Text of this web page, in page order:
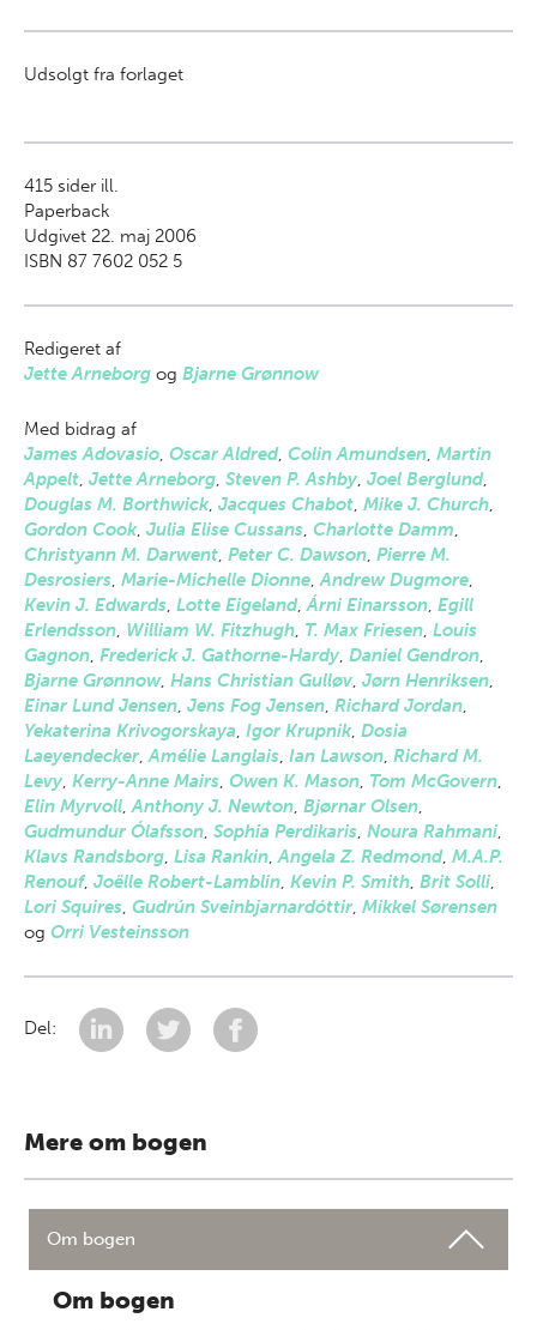
Udsolgt fra forlaget
415 sider ill.
Paperback
Udgivet 22. maj 2006
ISBN 87 7602 052 5
Redigeret af
Jette Arneborg og Bjarne Grønnow
Med bidrag af
James Adovasio, Oscar Aldred, Colin Amundsen, Martin
Appelt, Jette Arneborg, Steven P. Ashby, Joel Berglund,
Douglas M. Borthwick, Jacques Chabot, Mike J. Church,
Gordon Cook, Julia Elise Cussans, Charlotte Damm,
Christyann M. Darwent, Peter C. Dawson, Pierre M.
Desrosiers, Marie-Michelle Dionne,Andrew Dugmore,
Kevin J. Edwards, Lotte Eigeland,Árni Einarsson, Egill
Erlendsson, William W. Fitzhugh, T. Max Friesen, Louis
Gagnon, Frederick J. Gathorne-Hardy, Daniel Gendron,
Bjarne Grønnow, Hans Christian Gulløv, Jørn Henriksen,
Einar Lund Jensen, Jens Fog Jensen, Richard Jordan,
Yekaterina Krivogorskaya, Igor Krupnik, Dosia
Laeyendecker,Amélie Langlais, Ian Lawson, Richard M.
Levy, Kerry-Anne Mairs, Owen K. Mason, Tom McGovern,
Elin Myrvoll,Anthony J. Newton, Bjørnar Olsen,
Gudmundur Ólafsson, Sophia Perdikaris, Noura Rahmani,
Klavs Randsborg, Lisa Rankin,Angela Z. Redmond, M.A.P.
Renouf, Joëlle Robert-Lamblin, Kevin P. Smith, Brit Solli,
Lori Squires, Gudrún Sveinbjarnardóttir, Mikkel Sørensen
og Orri Vesteinsson
Del:
Mere om bogen
Om bogen
Om bogen